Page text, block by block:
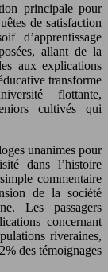
principale pour
de satisfaction
d’apprentissage
allant de la
aux explications
transforme
flottante,
cultivés qui
unanimes pour
dans l’histoire
commentaire
de la société
Les passagers
concernant
riveraines,
des témoignages